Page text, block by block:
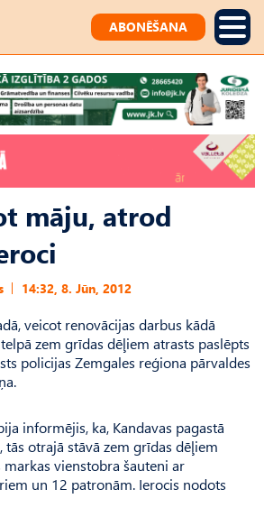
ABONĒŠANA
māju, atrod
14:32, 8. Jūn, 2012
veicot renovācijas darbus kādā
zem grīdas dēļiem atrasts paslēpts
policijas Zemgales reģiona pārvaldes
informējis, ka, Kandavas pagastā
otrajā stāvā zem grīdas dēļiem
vienstobra šauteni ar
un 12 patronām. Ierocis nodots